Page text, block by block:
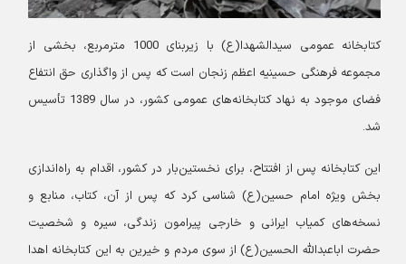
کتابخانه عمومی سیدالشهدا(ع) با زیربنای 1000 مترمربع، بخشی از
مجموعه فرهنگی حسینیه اعظم زنجان است که پس از واگذاری حق انتفاع
فضای موجود به نهاد کتابخانه‌های عمومی کشور، در سال 1389 تأسیس
شد.
این کتابخانه پس از افتتاح، برای نخستین‌بار در کشور، اقدام به راه‌اندازی
بخش ویژه امام حسین(ع) ‌شناسی کرد که پس از آن، کتاب، منابع و
نسخه‌های کمیاب ایرانی و خارجی پیرامون زندگی، سیره و شخصیت
حضرت اباعبدالله الحسین(ع) از سوی مردم و خیرین به این کتابخانه اهدا